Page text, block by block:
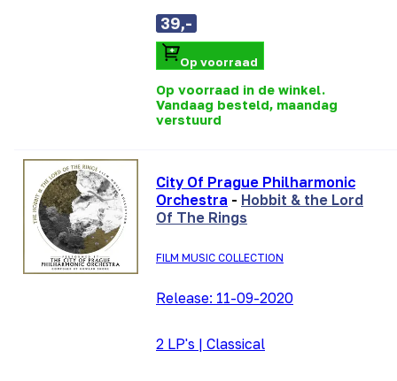
39,-
Op voorraad
Op voorraad in de winkel.
Vandaag besteld, maandag
verstuurd
City Of Prague Philharmonic
Orchestra - Hobbit & the Lord
Of The Rings
FILM MUSIC COLLECTION
Release: 11-09-2020
2 LP's | Classical